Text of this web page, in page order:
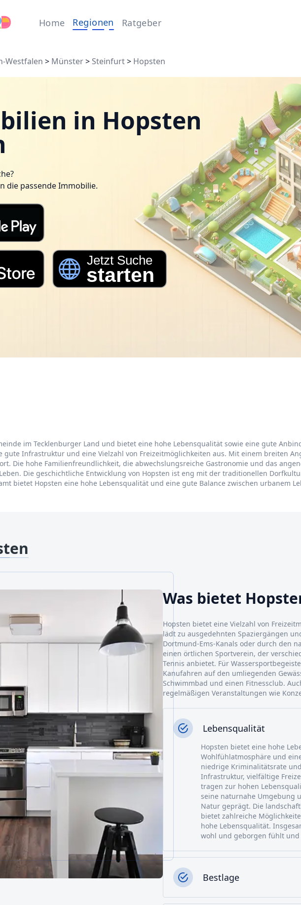
Home Regionen Ratgeber
Westfalen > Münster> Steinfurt> Hopsten
in Hopsten
die passende Immobilie.
im Tecklenburger Land und bietet eine hohe Lebensqualität sowie eine gute
gute Infrastruktur und eine Vielzahl von Freizeitmöglichkeiten aus. Mit einem breiten
Die hohe Familienfreundlichkeit, die abwechslungsreiche Gastronomie und das
Die geschichtliche Entwicklung von Hopsten ist eng mit der traditionellen
bietet Hopsten eine hohe Lebensqualität und eine gute Balance zwischen urbanem
Was bietet
Hopsten bietet eine Vielzahl von
lädt zu ausgedehnten Spaziergängen
Dortmund-Ems-Kanals oder durch den
einen örtlichen Sportverein, der
Tennis anbietet. Für
Kanufahren auf den umliegenden
Schwimmbad und einen Fitnessclub.
regelmäßigen Veranstaltungen wie
Lebensqualität
Hopsten bietet eine hohe
Wohlfühlatmosphäre und
niedrige Kriminalitätsrate
Infrastruktur, vielfältige
tragen zur hohen
seine naturnahe Umgebung
Natur geprägt. Die
bietet zahlreiche
hohe Lebensqualität.
wohl und geborgen fühlt
Bestlage